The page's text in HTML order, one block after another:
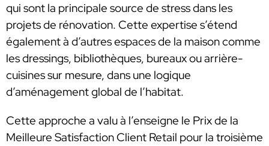
qui sont la principale source de stress dans les
projets de rénovation. Cette expertise s’étend
également à d’autres espaces de la maison comme
les dressings, bibliothèques, bureaux ou arrière-
cuisines sur mesure, dans une logique
d’aménagement global de l’habitat.
Cette approche a valu à l’enseigne le Prix de la
Meilleure Satisfaction Client Retail pour la troisième